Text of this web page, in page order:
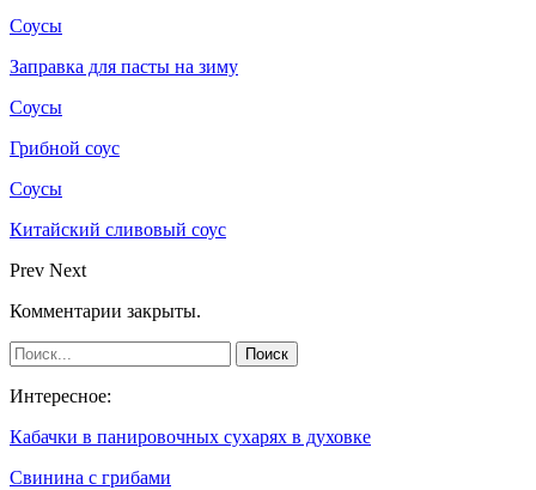
Соусы
Заправка для пасты на зиму
Соусы
Грибной соус
Соусы
Китайский сливовый соус
Prev Next
Комментарии закрыты.
Интересное:
Кабачки в панировочных сухарях в духовке
Свинина с грибами